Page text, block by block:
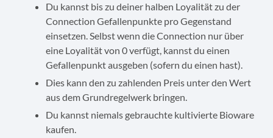
Du kannst bis zu deiner halben Loyalität zu der
Connection Gefallenpunkte pro Gegenstand
einsetzen. Selbst wenn die Connection nur über
eine Loyalität von 0 verfügt, kannst du einen
Gefallenpunkt ausgeben (sofern du einen hast).
Dies kann den zu zahlenden Preis unter den Wert
aus dem Grundregelwerk bringen.
Du kannst niemals gebrauchte kultivierte Bioware
kaufen.